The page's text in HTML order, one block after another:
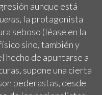
aunque está
, la protagonista
seboso (léase en la
sino, también y
hecho de apuntarse a
supone una cierta
pederastas, desde